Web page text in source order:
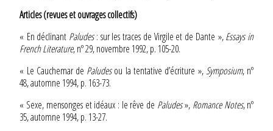
Articles (revues et ouvrages collectifs)
« En déclinant Paludes: sur les traces de Virgile et de Dante »,Essays in
French Literature, nº 29, novembre 1992, p. 105-20.
« Le Cauchemar de Paludesou la tentative d’écriture »,Symposium, nº
48, automne 1994, p. 163-73.
« Sexe, mensonges et idéaux : le rêve de Paludes», Romance Notes, nº
35, automne 1994, p. 13-27.